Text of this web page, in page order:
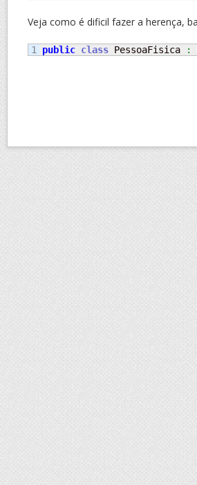
Veja como é dificil fazer a herença,
public class PessoaFisica :